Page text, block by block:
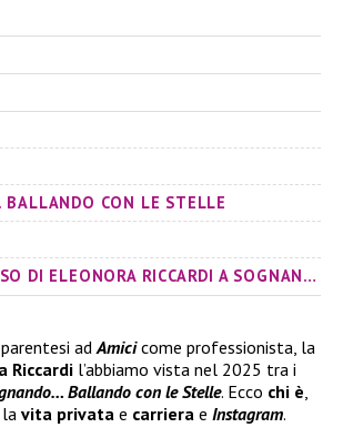
BALLANDO CON LE STELLE
IL PERCORSO DI ELEONORA RICCARDI A SOGNANDO… BALLANDO CON LE STELLE
ad Amicicome professionista, la
Riccardi l’abbiamo vista nel 2025 tra i
Ballando con le Stelle. Ecco chi è
, la vita privata e carriera e Instagram.